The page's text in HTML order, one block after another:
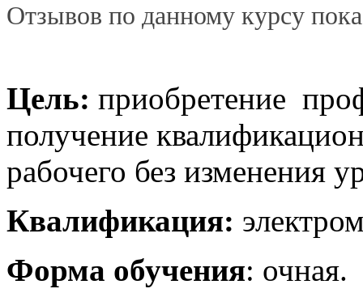
Отзывов по данному курсу
Цель: приобретение
получение
рабочего без изменения
Квалификация:
Форма обучения: очная.